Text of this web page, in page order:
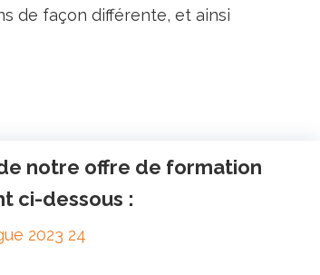
de façon différente, et ainsi
notre offre de formation
ci-dessous :
2023 24